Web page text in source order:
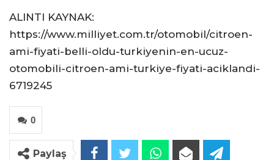
ALINTI KAYNAK:
https://www.milliyet.com.tr/otomobil/citroen-
ami-fiyati-belli-oldu-turkiyenin-en-ucuz-
otomobili-citroen-ami-turkiye-fiyati-aciklandi-
6719245
0
Paylaş